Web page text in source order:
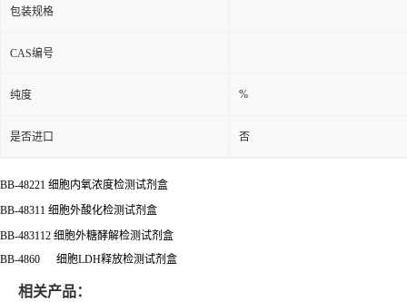
包装规格
CAS编号
纯度 %
是否进口 否
BB-48221 细胞内氧浓度检测试剂盒
BB-48311 细胞外酸化检测试剂盒
BB-483112 细胞外糖酵解检测试剂盒
BB-4860
细胞LDH释放检测试剂盒
相关产品：